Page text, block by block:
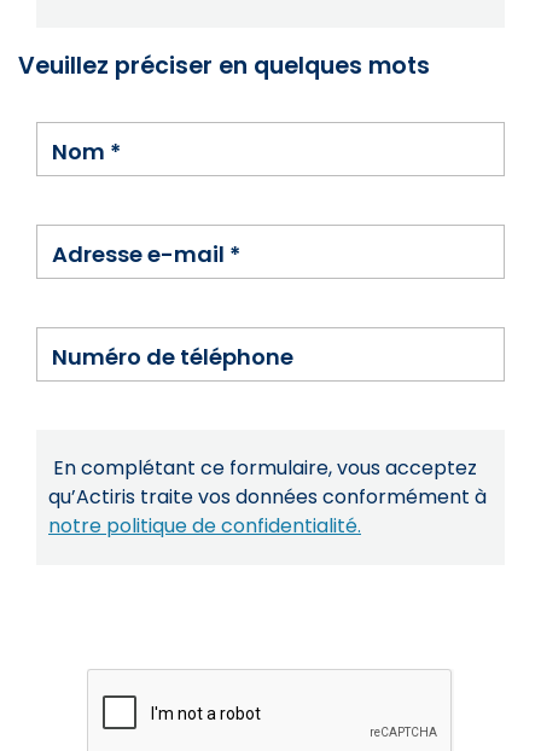
Veuillez préciser en quelques mots
Nom *
Adresse e-mail *
Numéro de téléphone
En complétant ce formulaire, vous acceptez
qu’Actiris traite vos données conformément à
notre politique de confidentialité.